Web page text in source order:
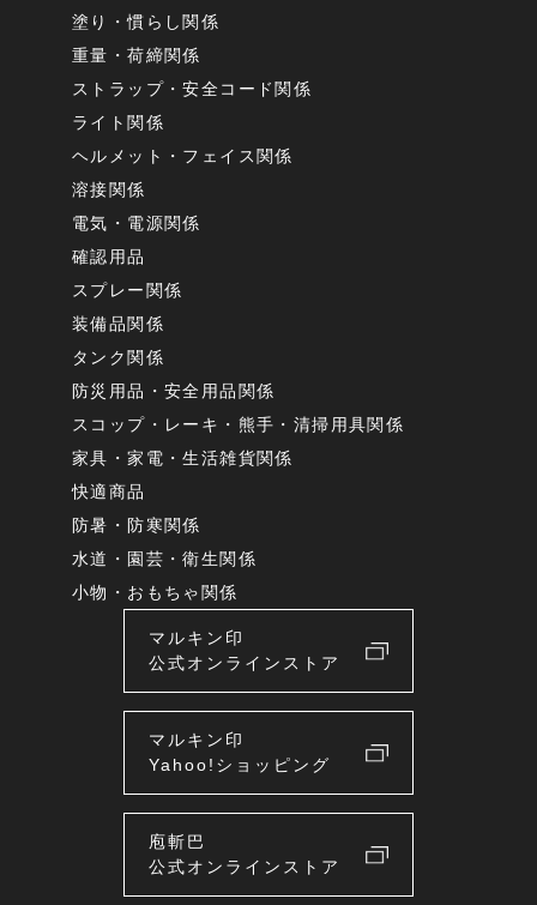
塗り・慣らし関係
重量・荷締関係
ストラップ・安全コード関係
ライト関係
ヘルメット・フェイス関係
溶接関係
電気・電源関係
確認用品
スプレー関係
装備品関係
タンク関係
防災用品・安全用品関係
スコップ・レーキ・熊手・清掃用具関係
家具・家電・生活雑貨関係
快適商品
防暑・防寒関係
水道・園芸・衛生関係
小物・おもちゃ関係
マルキン印
公式オンラインストア
マルキン印
Yahoo!ショッピング
庖斬巴
公式オンラインストア